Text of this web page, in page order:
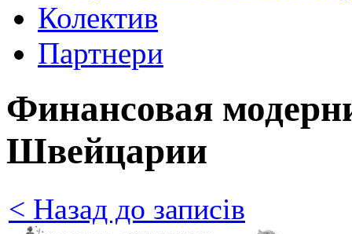
Колектив
Партнери
Финансовая
Швейцарии
< Назад до записів